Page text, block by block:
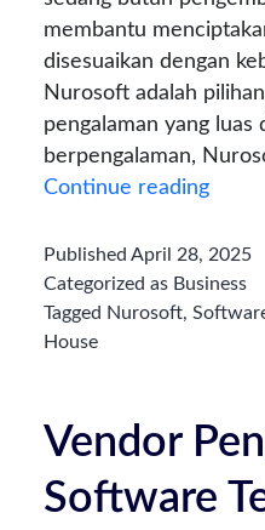
membantu
disesuaikan dengan
Nurosoft adalah
pengalaman yang
berpengalaman,
Continue readingButuh
Published April 28, 2025
Categorized as Business
Tagged Nurosoft,
House
Vendor
Software